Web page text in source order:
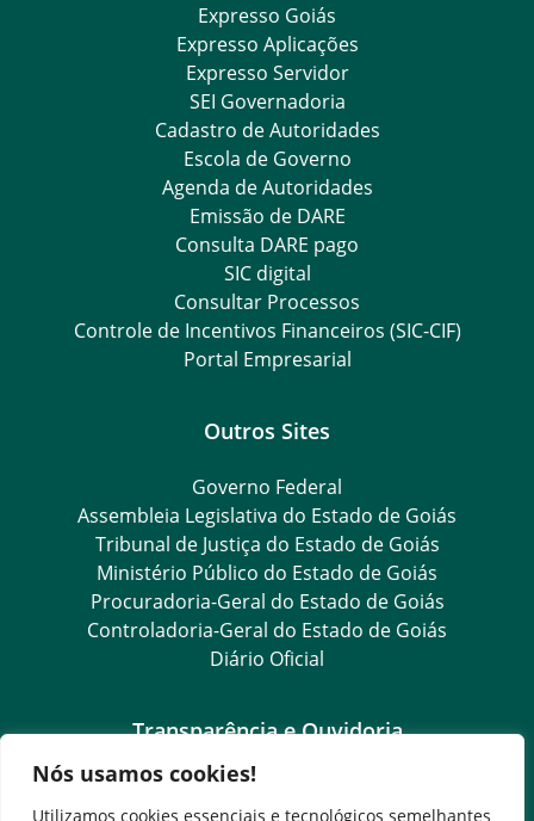
Nós usamos cookies!
Utilizamos cookies essenciais e tecnológicos semelhantes
Expresso Goiás
Expresso Aplicações
Expresso Servidor
SEI Governadoria
Cadastro de Autoridades
Escola de Governo
Agenda de Autoridades
Emissão de DARE
Consulta DARE pago
SIC digital
Consultar Processos
Controle de Incentivos Financeiros (SIC-CIF)
Portal Empresarial
Outros Sites
Governo Federal
Assembleia Legislativa do Estado de Goiás
Tribunal de Justiça do Estado de Goiás
Ministério Público do Estado de Goiás
Procuradoria-Geral do Estado de Goiás
Controladoria-Geral do Estado de Goiás
Diário Oficial
Transparência e Ouvidoria
LGPD
Goiás Transparência